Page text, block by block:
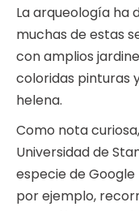
La arqueología ha
muchas de estas
con amplios
coloridas pinturas
helena.
Como nota
Universidad de
especie de
por ejemplo,